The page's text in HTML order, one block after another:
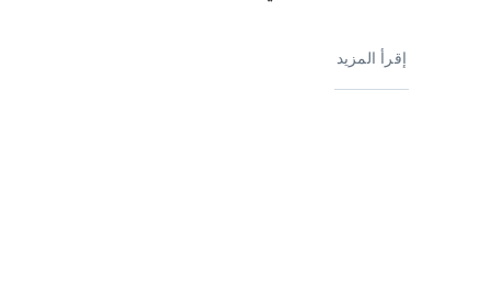
إقرأ المزيد